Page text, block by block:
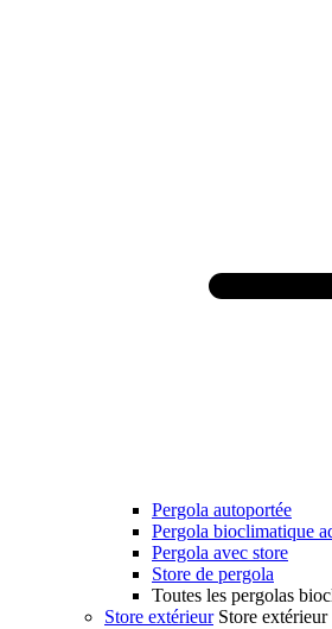
Pergola autoportée
Pergola bioclimatique
Pergola avec store
Store de pergola
Toutes les pergolas
Store extérieur Store extérieur